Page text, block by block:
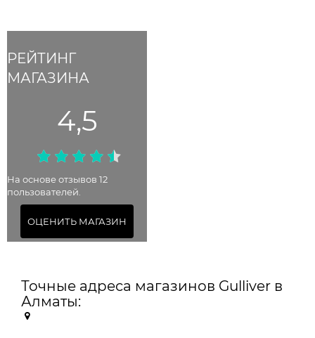
РЕЙТИНГ
МАГАЗИНА
4,5
На основе отзывов 12
пользователей.
ОЦЕНИТЬ МАГАЗИН
Точные адреса магазинов Gulliver в
Алматы: